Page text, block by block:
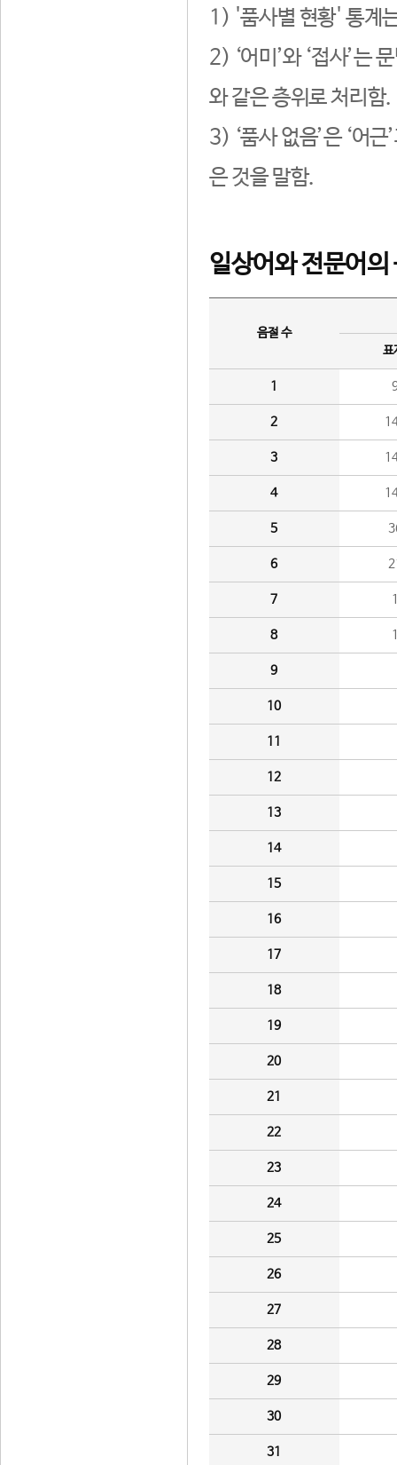
1) '품사별 현황' 통계
2) ‘어미’와 ‘접사’는
와 같은 층위로 처리함.
3) ‘품사 없음’은 ‘어
은 것을 말함.
일상어와 전문어의
음절 수
표
1
2
3
4
5
6
7
8
9
10
11
12
13
14
15
16
17
18
19
20
21
22
23
24
25
26
27
28
29
30
31